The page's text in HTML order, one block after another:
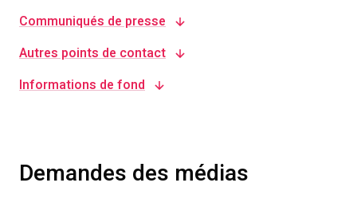
Communiqués de presse
Autres points de contact
Informations de fond
Demandes des médias